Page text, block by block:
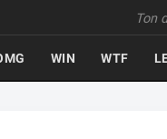
Ton
WIN WTF